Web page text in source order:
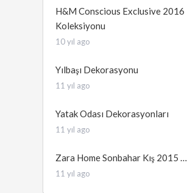
H&M Conscious Exclusive 2016
Koleksiyonu
10 yıl ago
Yılbaşı Dekorasyonu
11 yıl ago
Yatak Odası Dekorasyonları
11 yıl ago
Zara Home Sonbahar Kış 2015 …
11 yıl ago